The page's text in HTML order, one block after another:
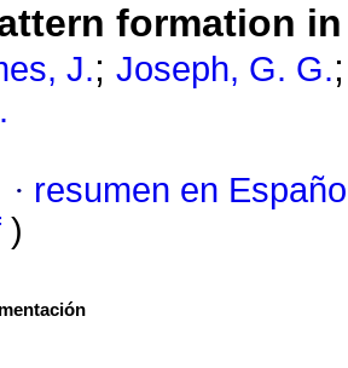
formation
J.; Joseph, G. G.
· resumen en
)